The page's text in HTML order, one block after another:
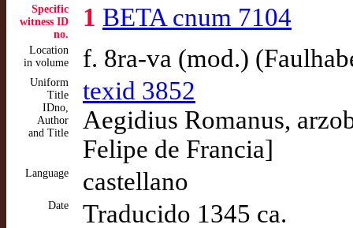
Specific
witness ID
no.
1 BETA cnum 7104
Location
in volume
f. 8ra-va (mod.)
Uniform
Title
IDno,
Author
and Title
texid 3852
Aegidius Romanus,
Felipe de Francia]
Language castellano
Date Traducido 1345 ca.